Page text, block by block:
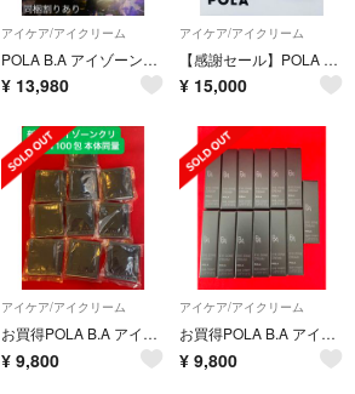
アイケア/アイクリーム
POLA B.A アイゾーンクリーム N 本体 1本
¥ 13,980
アイケア/アイクリーム
【感謝セール】POLA B.A最新アイゾーンクリーム 0.26g×100枚
¥ 15,000
アイケア/アイクリーム
お買得POLA B.A アイゾーンクリーム N 100包 26g 【本体同量】
¥ 9,800
アイケア/アイクリーム
お買得POLA B.A アイゾーンクリーム N 26g
¥ 9,800